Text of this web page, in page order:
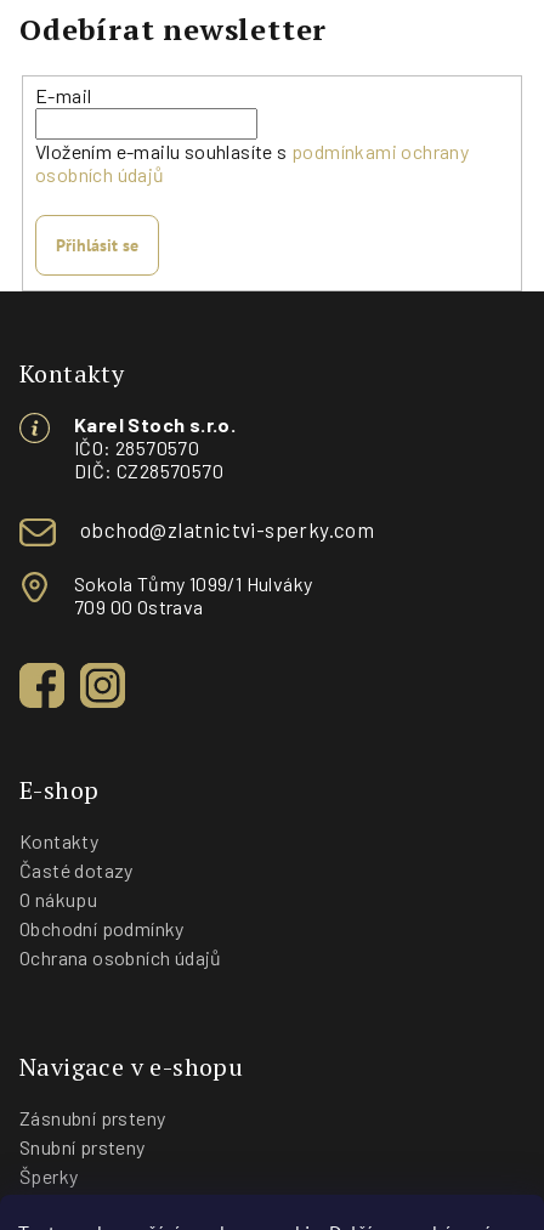
Odebírat newsletter
E-mail
Vložením e-mailu souhlasíte s podmínkami ochrany
osobních údajů
Přihlásit se
Kontakty
Karel Stoch s.r.o.
IČO: 28570570
DIČ: CZ28570570
obchod@zlatnictvi-sperky.com
Sokola Tůmy 1099/1 Hulváky
709 00 Ostrava
E-shop
Kontakty
Časté dotazy
O nákupu
Obchodní podmínky
Ochrana osobních údajů
Navigace v e-shopu
Zásnubní prsteny
Snubní prsteny
Šperky